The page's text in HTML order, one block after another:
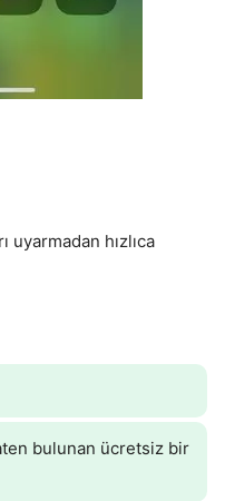
uyarmadan hızlıca
bulunan ücretsiz bir